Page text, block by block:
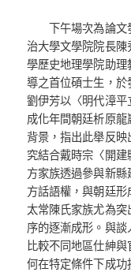
下午場次為論文
治大學文學院院長
學歷史地理學院助
導之首位碩士生，於
劉伊芳以〈明代漳
成化年間朝廷析原
背景，指出此舉反
究結合戴時宗〈開
方家族透過參與新
方話語權，與朝廷
太常陳氏家族尤為
序的逐漸成形。與
比較不同地區仕紳
何在特定條件下成